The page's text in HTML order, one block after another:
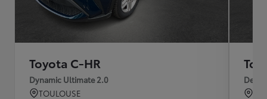
Toyota C-HR
Dynamic Ultimate 2.0
TOULOUSE